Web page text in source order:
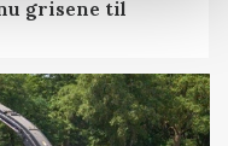
grisene til